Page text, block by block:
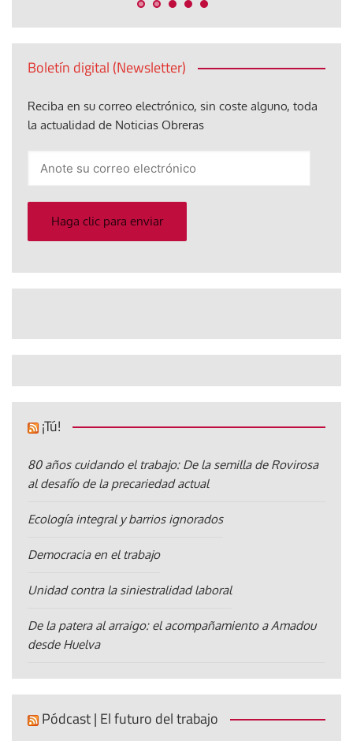
Boletín digital (Newsletter)
Reciba en su correo electrónico, sin coste alguno, toda
la actualidad de Noticias Obreras
electrónico
Haga clic para enviar
¡Tú!
80 años cuidando el trabajo: De la semilla de Rovirosa
al desafío de la precariedad actual
Ecología integral y barrios ignorados
Democracia en el trabajo
Unidad contra la siniestralidad laboral
De la patera al arraigo: el acompañamiento a Amadou
desde Huelva
Pódcast | El futuro del trabajo